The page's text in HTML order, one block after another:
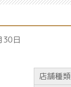
30日
店舗種類